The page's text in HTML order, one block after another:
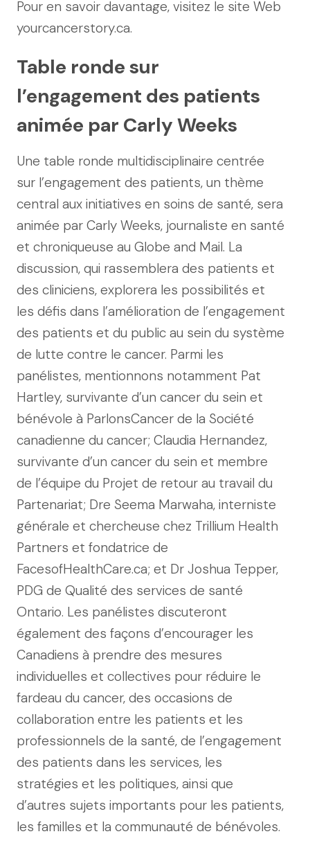
Pour en savoir davantage, visitez le site Web
yourcancerstory.ca.
Table ronde sur
l’engagement des patients
animée par Carly Weeks
Une table ronde multidisciplinaire centrée
sur l’engagement des patients, un thème
central aux initiatives en soins de santé, sera
animée par Carly Weeks, journaliste en santé
et chroniqueuse au Globe and Mail. La
discussion, qui rassemblera des patients et
des cliniciens, explorera les possibilités et
les défis dans l’amélioration de l’engagement
des patients et du public au sein du système
de lutte contre le cancer. Parmi les
panélistes, mentionnons notamment Pat
Hartley, survivante d’un cancer du sein et
bénévole à ParlonsCancer de la Société
canadienne du cancer; Claudia Hernandez,
survivante d’un cancer du sein et membre
de l’équipe du Projet de retour au travail du
Partenariat; Dre Seema Marwaha, interniste
générale et chercheuse chez Trillium Health
Partners et fondatrice de
FacesofHealthCare.ca; et Dr Joshua Tepper,
PDG de Qualité des services de santé
Ontario. Les panélistes discuteront
également des façons d’encourager les
Canadiens à prendre des mesures
individuelles et collectives pour réduire le
fardeau du cancer, des occasions de
collaboration entre les patients et les
professionnels de la santé, de l’engagement
des patients dans les services, les
stratégies et les politiques, ainsi que
d’autres sujets importants pour les patients,
les familles et la communauté de bénévoles.